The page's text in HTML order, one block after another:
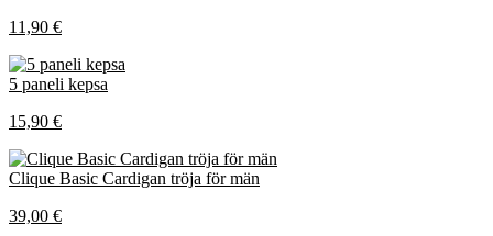
11,90 €
5 paneli kepsa
15,90 €
Clique Basic Cardigan tröja för män
39,00 €